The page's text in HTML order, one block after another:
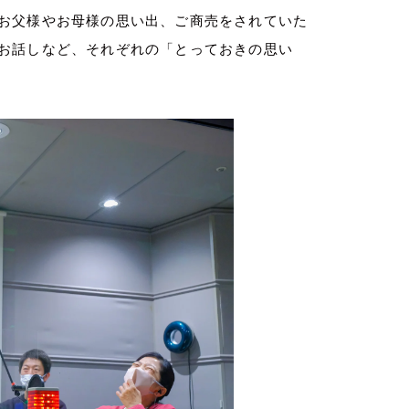
父様やお母様の思い出、ご商売をされていた
話しなど、それぞれの「とっておきの思い